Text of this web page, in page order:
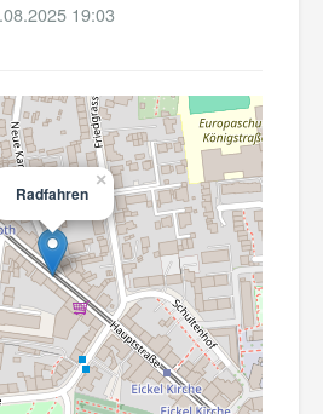
19:03
Radfahren
×